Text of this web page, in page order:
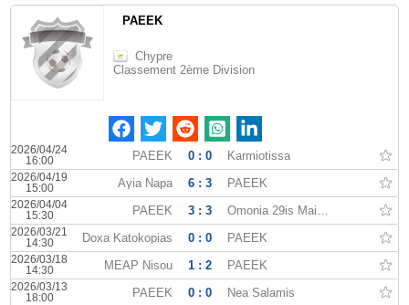
PAEEK
Chypre
Classement 2ème Division
2026/04/24
16:00
PAEEK 0 : 0 Karmiotissa
2026/04/19
15:00
Ayia Napa 6 : 3 PAEEK
2026/04/04
15:30
PAEEK 3 : 3 Omonia 29is Maiou
2026/03/21
14:30
Doxa Katokopias 0 : 0 PAEEK
2026/03/18
14:30
MEAP Nisou 1 : 2 PAEEK
2026/03/13
18:00
PAEEK 0 : 0 Nea Salamis